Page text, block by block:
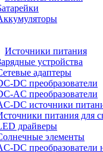
Источники питания
устройства
адаптеры
DC преобразователи
AC преобразователи
DC источники
питания для
драйверы
элементы
DC преобразователи